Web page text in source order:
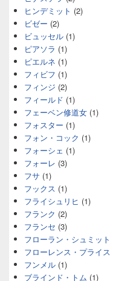
ヒンデミット (2)
ビゼー (2)
ビュッセル (1)
ピアソラ (1)
ピエルネ (1)
フィビフ (1)
フィンジ (2)
フィールド (1)
フェーベン修道女 (1)
フォスター (1)
フォン・コック (1)
フォーシェ (1)
フォーレ (3)
フサ (1)
フックス (1)
フライシュリヒ (1)
フランク (2)
フランセ (3)
フローラン・シュミット
フローレンス・プライス
フンメル (1)
ブラインド・トム (1)